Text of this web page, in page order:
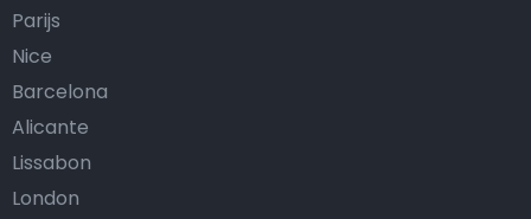
Parijs
Nice
Barcelona
Alicante
Lissabon
London